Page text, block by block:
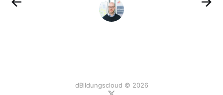
dBildungscloud © 2026